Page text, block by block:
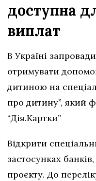
доступна
виплат
В Україні
отримувати
дитиною на
про дитину”, який
“Дія.Картки”
Відкрити
застосунках
проєкту. До